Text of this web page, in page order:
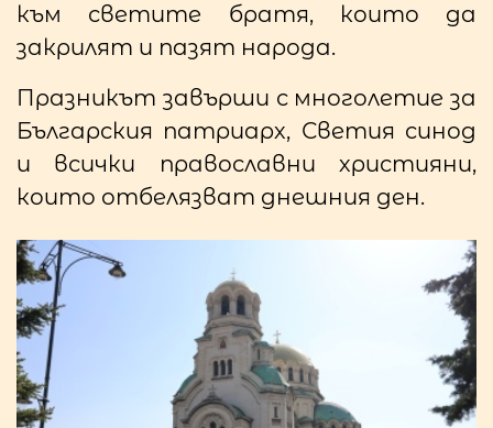
към светите братя, които да
закрилят и пазят народа.
Празникът завърши с многолетие за
Българския патриарх, Светия синод
и всички православни християни,
които отбелязват днешния ден.